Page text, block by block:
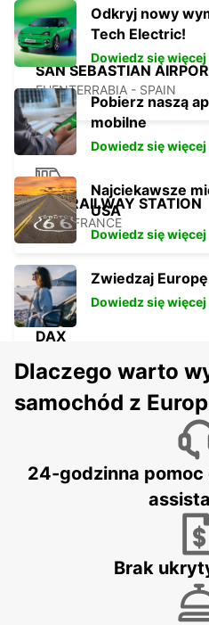
SAN SEBASTIAN
FUENTERRABIA - SPAIN
DAX RAILWAY STATION
DAX - FRANCE
DAX
SAN SEBASTIAN CITY
SAN SEBASTIAN - SPAIN
Odkryj nowy
Tech Electric!
Dowiedz się więcej
Pobierz naszą
mobilne
Dowiedz się więcej
Najciekawsze
USA
Dowiedz się więcej
Zwiedzaj
Dowiedz się więcej
Dlaczego warto
samochód z
24-godzinna
Brak